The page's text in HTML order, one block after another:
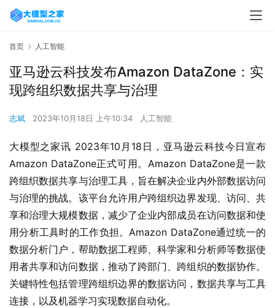
首页 人工智能
亚马逊云科技发布Amazon DataZone：实
现跨组织数据共享与治理
志斌 2023年10月18日 上午10:34 人工智能
大模型之家讯 2023年10月18日，亚马逊云科技今日宣布
Amazon DataZone正式可用。Amazon DataZone是一款
跨组织数据共享与治理工具，旨在解决企业内外部数据访问
与治理的挑战。该平台允许用户跨组织边界发现、访问、共
享和治理大规模数据，减少了企业内部成员在访问数据和使
用分析工具时的工作负担。Amazon DataZone通过统一的
数据分析门户，帮助数据工程师、科学家和分析师等数据使
用者共享和访问数据，推动了跨部门、跨组织的数据协作。
关键特性包括管理跨组织边界的数据访问，数据共享与工具
连接，以及机器学习实现数据自动化。